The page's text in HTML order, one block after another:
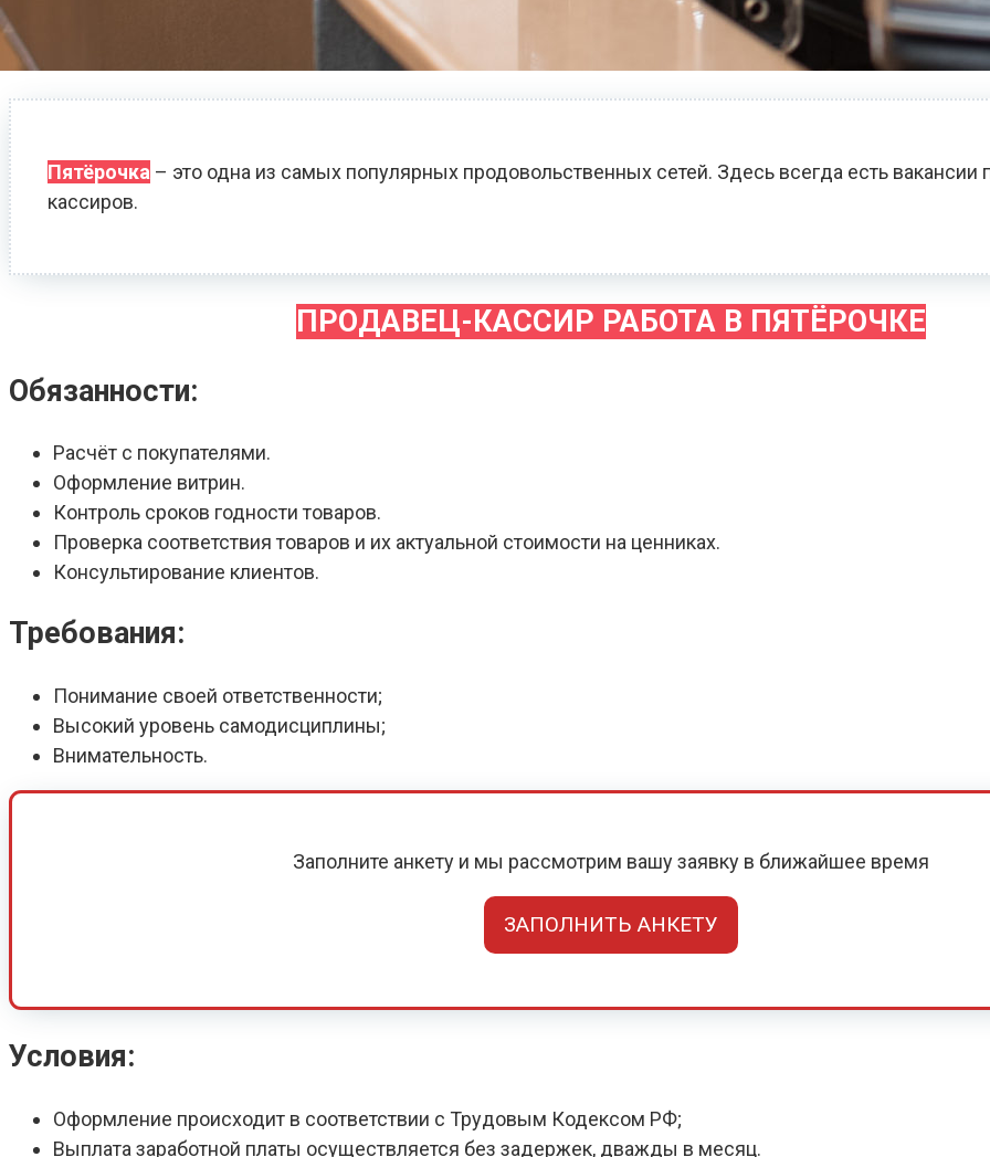
Пятёрочка – это одна из самых популярных продовольственных сетей. Здесь всегда есть вакансии
кассиров.
ПРОДАВЕЦ-КАССИР РАБОТА В ПЯТЁРОЧКЕ
Обязанности:
Расчёт с покупателями.
Оформление витрин.
Контроль сроков годности товаров.
Проверка соответствия товаров и их актуальной стоимости на ценниках.
Консультирование клиентов.
Требования:
Понимание своей ответственности;
Высокий уровень самодисциплины;
Внимательность.
Заполните анкету и мы рассмотрим вашу заявку в ближайшее время
ЗАПОЛНИТЬ АНКЕТУ
Условия:
Оформление происходит в соответствии с Трудовым Кодексом РФ;
Выплата заработной платы осуществляется без задержек, дважды в месяц.